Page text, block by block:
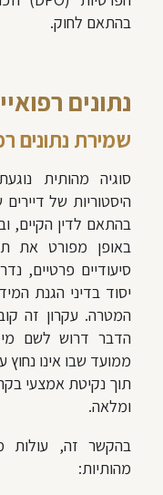
בהתאם לחוק.
נתונים
שמירת נתונים
סוגיה מהותית
היסטוריות של
בהתאם לדין הקיים,
באופן מפורט את
סיעודיים פרטיים,
יסוד בדיני הגנת
המטרה. עקרון זה
הדבר דרוש לשם
ממועד שבו אינו נחוץ
תוך נקיטת אמצעי
ומלאה.
בהקשר זה, עולות
מהותיות: